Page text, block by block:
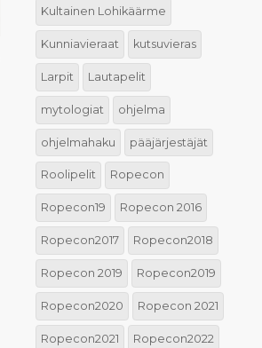
Kultainen Lohikäärme
Kunniavieraat kutsuvieras
Larpit Lautapelit
mytologiat ohjelma
ohjelmahaku pääjärjestäjät
Roolipelit Ropecon
Ropecon19 Ropecon 2016
Ropecon2017 Ropecon2018
Ropecon 2019 Ropecon2019
Ropecon2020 Ropecon 2021
Ropecon2021 Ropecon2022